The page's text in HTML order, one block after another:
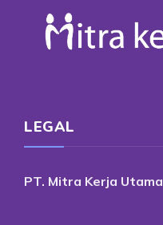
LEGAL
PT. Mitra Kerja Utama